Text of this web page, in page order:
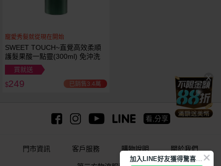
寵愛秀髮就從現在開始
SWEET TOUCH~直覺高效柔順
護髮果酸一點靈(300ml) 免沖洗
買就送
$249 已銷售3.4萬
看,分享
購物說明
客戶服務 關於我們
門市資訊
加
入LINE好友獲得驚喜折扣!